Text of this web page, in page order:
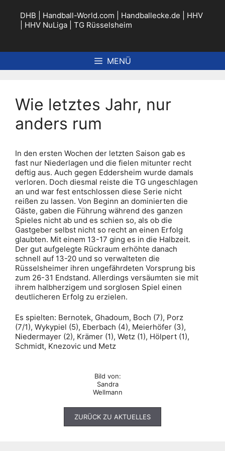
springen
DHB Handball-World.com Handballecke.de
HHV
HHV NuLiga TG Rüsselsheim
MENÜ
Wie letztes Jahr, nur
anders rum
In den ersten Wochen der letzten Saison gab es
fast nur Niederlagen und die fielen mitunter recht
deftig aus. Auch gegen Eddersheim wurde damals
verloren. Doch diesmal reiste die TG ungeschlagen
an und war fest entschlossen diese Serie nicht
reißen zu lassen. Von Beginn an dominierten die
Gäste, gaben die Führung während des ganzen
Spieles nicht ab und es schien so, als ob die
Gastgeber selbst nicht so recht an einen Erfolg
glaubten. Mit einem 13-17 ging es in die Halbzeit.
Der gut aufgelegte Rückraum erhöhte danach
schnell auf 13-20 und so verwalteten die
Rüsselsheimer ihren ungefährdeten Vorsprung bis
zum 26-31 Endstand. Allerdings versäumten sie mit
ihrem halbherzigem und sorglosen Spiel einen
deutlicheren Erfolg zu erzielen.
Es spielten: Bernotek, Ghadoum, Boch (7), Porz
(7/1), Wykypiel (5), Eberbach (4), Meierhöfer (3),
Niedermayer (2), Krämer (1), Wetz (1), Hölpert (1),
Schmidt, Knezovic und Metz
Bild von:
Sandra
Wellmann
ZURÜCK ZU AKTUELLES